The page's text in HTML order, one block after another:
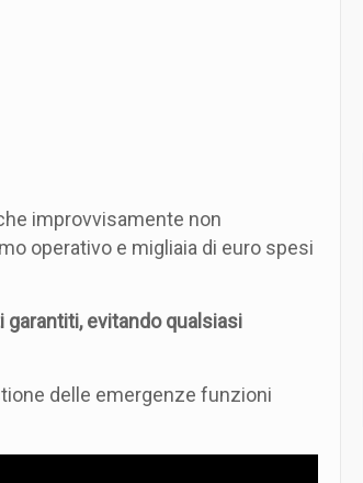
improvvisamente non
operativo e migliaia di euro spesi
evitando qualsiasi
delle emergenze funzioni